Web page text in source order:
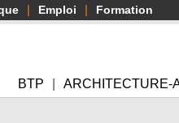
Emploi Formation
BTP ARCHITECTURE-